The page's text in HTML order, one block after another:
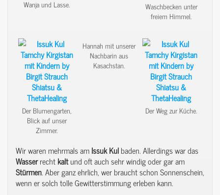
Wanja und Lasse.
Waschbecken unter
freiem Himmel.
Der Blumengarten,
Blick auf unser
Zimmer.
Hannah mit unserer
Nachbarin aus
Kasachstan.
Der Weg zur Küche.
Wir waren mehrmals amIssukKulbaden. Allerdings war das
Wasserrechtkaltund oft auch sehr windig oder gar am
Stürmen. Aber ganz ehrlich, wer braucht schon Sonnenschein,
wenn er solch tolle Gewitterstimmung erleben kann.